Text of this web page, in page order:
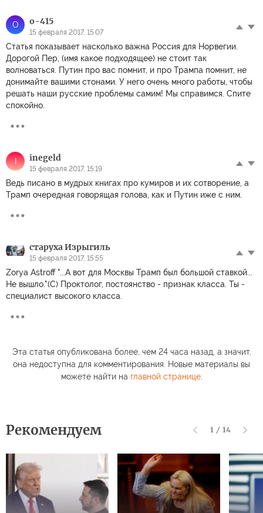
O o-415
15 февраля 2017, 15:07
Статья показывает насколько важна Россия для Норвегии.
Дорогой Пер, (имя какое подходящее) не стоит так
волноваться. Путин про вас помнит, и про Трампа помнит, не
донимайте вашими стонами. У него очень много работы, чтобы
решать наши русские проблемы самим! Мы справимся. Спите
спокойно.
I inegeld
15 февраля 2017, 15:19
Ведь писано в мудрых книгах про кумиров и их сотворение, а
Трамп очередная говорящая голова, как и Путин иже с ним.
старуха Изрыгиль
15 февраля 2017, 15:55
Zorya Astroff "...А вот для Москвы Трамп был большой ставкой...
Не вышло."(C) Проктолог, постоянство - признак класса. Ты -
специалист высокого класса.
Эта статья опубликована более, чем 24 часа назад, а значит,
она недоступна для комментирования. Новые материалы вы
можете найти на главной странице.
Рекомендуем 1 / 14